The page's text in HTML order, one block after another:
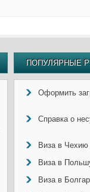
ПОПУЛЯРНЫЕ
Оформить
Справка о
Виза в Чехию
Виза в
Виза в